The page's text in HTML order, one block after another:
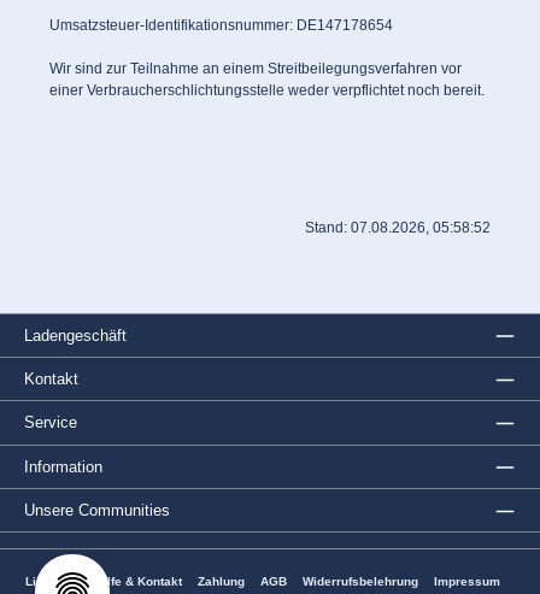
Umsatzsteuer-Identifikationsnummer: DE147178654
Wir sind zur Teilnahme an einem Streitbeilegungsverfahren vor
einer Verbraucherschlichtungsstelle weder verpflichtet noch bereit.
Stand: 07.08.2026, 05:58:52
Ladengeschäft
Service
Information
Kontakt
Unsere Communities
Lieferung Hilfe & Kontakt Zahlung AGB Widerrufsbelehrung
Impressum